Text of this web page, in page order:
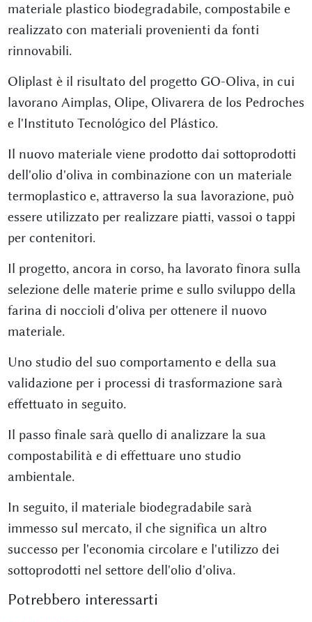
materiale plastico biodegradabile, compostabile e
realizzato con materiali provenienti da fonti
rinnovabili.
Oliplast è il risultato del progetto GO-Oliva, in cui
lavorano Aimplas, Olipe, Olivarera de los Pedroches
e l'Instituto Tecnológico del Plástico.
Il nuovo materiale viene prodotto dai sottoprodotti
dell'olio d'oliva in combinazione con un materiale
termoplastico e, attraverso la sua lavorazione, può
essere utilizzato per realizzare piatti, vassoi o tappi
per contenitori.
Il progetto, ancora in corso, ha lavorato finora sulla
selezione delle materie prime e sullo sviluppo della
farina di noccioli d'oliva per ottenere il nuovo
materiale.
Uno studio del suo comportamento e della sua
validazione per i processi di trasformazione sarà
effettuato in seguito.
Il passo finale sarà quello di analizzare la sua
compostabilità e di effettuare uno studio
ambientale.
In seguito, il materiale biodegradabile sarà
immesso sul mercato, il che significa un altro
successo per l'economia circolare e l'utilizzo dei
sottoprodotti nel settore dell'olio d'oliva.
Potrebbero interessarti